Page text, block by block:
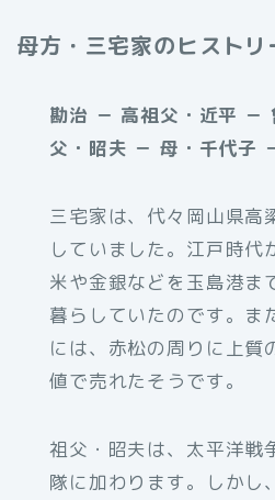
母方・三宅家のヒストリ
勘治 － 高祖父・近平 －
父・昭夫 － 母・千代子
三宅家は、代々岡山県高
していました。江戸時代
米や金銀などを玉島港ま
暮らしていたのです。ま
には、赤松の周りに上質
値で売れたそうです。
祖父・昭夫は、太平洋戦
隊に加わります。しかし